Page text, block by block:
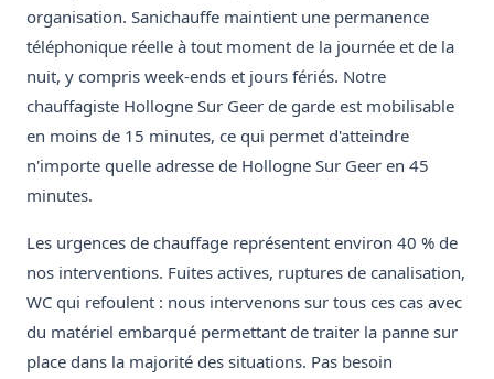
organisation. Sanichauffe maintient une permanence
téléphonique réelle à tout moment de la journée et de la
nuit, y compris week-ends et jours fériés. Notre
chauffagiste Hollogne Sur Geer de garde est mobilisable
en moins de 15 minutes, ce qui permet d'atteindre
n'importe quelle adresse de Hollogne Sur Geer en 45
minutes.
Les urgences de chauffage représentent environ 40 % de
nos interventions. Fuites actives, ruptures de canalisation,
WC qui refoulent : nous intervenons sur tous ces cas avec
du matériel embarqué permettant de traiter la panne sur
place dans la majorité des situations. Pas besoin